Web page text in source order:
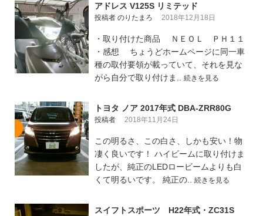
アドレス V125S リミテッド
投稿者 のりたまろ 2018年12月18日
・取り付けた商品 ＮＥＯＬ ＰＨ１１
・感想 ちょうどホームページに同一車
種の取付要領が載っていて、それを見な
がら自分で取り付けま.. 続きを見る
トヨタ ノア 2017年式 DBA-ZRR80G
投稿者 2018年11月24日
この明るさ、この白さ、しかも安い！物
凄く良いです！ ハイビームに取り付けま
したが、純正のLEDロービームよりも白
くて明るいです。 純正の.. 続きを見る
スイフトスポーツ H22年式・ZC31S